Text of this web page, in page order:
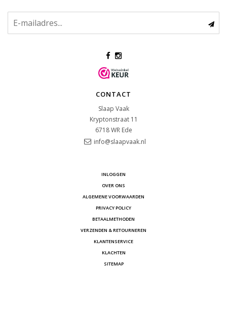
CONTACT
Slaap Vaak
Kryptonstraat 11
6718 WR Ede
info@slaapvaak.nl
INLOGGEN
OVER ONS
ALGEMENE VOORWAARDEN
PRIVACY POLICY
BETAALMETHODEN
VERZENDEN & RETOURNEREN
KLANTENSERVICE
KLACHTEN
SITEMAP